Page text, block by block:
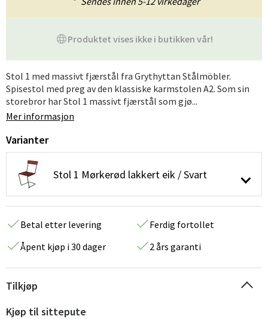
Produktet vises ikke i butikken vår!
Stol 1 med massivt fjærstål fra Grythyttan Stålmöbler.
Spisestol med preg av den klassiske karmstolen A2. Som sin
storebror har Stol 1 massivt fjærstål som gjø...
Mer informasjon
Varianter
Stol 1 Mørkerød lakkert eik / Svart
Betal etter levering
Ferdig fortollet
Åpent kjøp i 30 dager
2 års garanti
Tilkjøp
Kjøp til sittepute